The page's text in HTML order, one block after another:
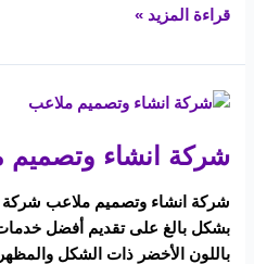
قراءة المزيد »
شركة انشاء وتصميم
شركة انشاء وتصميم ملاعب
بشكل بالغ على تقديم أفضل
باللون الأخضر ذات الشكل والمظهر
شركة
وتصميم